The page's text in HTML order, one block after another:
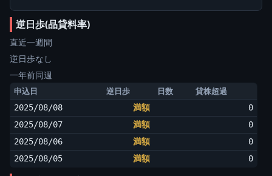
逆日歩(品貸料率)
直近一週間
逆日歩なし
一年前同週
申込日 逆日歩 日数 貸株超過
2025/08/08 満額
0
2025/08/07
満額
0
2025/08/06
満額
0
2025/08/05
満額 0